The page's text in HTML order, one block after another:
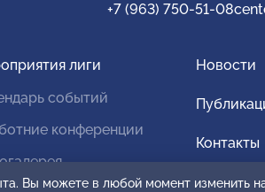
+7 (963) 750-51-08
лиги
событий
конференции
Новости
Контакты
Для
Вы можете в любой момент изменить